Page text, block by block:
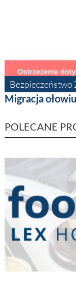
Bezpieczeństwo
Migracja
POLECANE